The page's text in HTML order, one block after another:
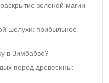
зеленой магии
шелухи: прибыльное
в Зимбабве?
пород древесины: